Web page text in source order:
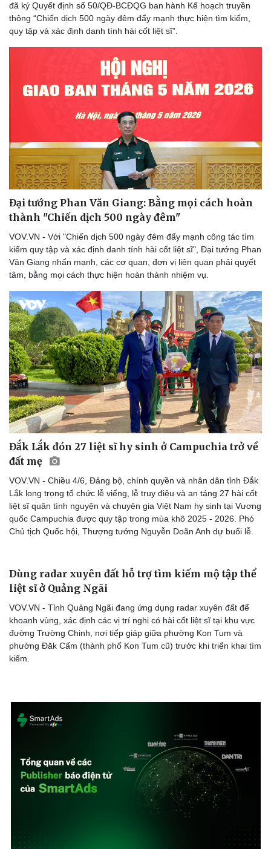
Văn hóa
Sân khấu - Điện ảnh
Văn học
Âm nhạc
Giải trí
Nghệ sĩ
Thời trang
Sao Việt
đã ký Quyết định số 50/QĐ-BCĐQG ban hành Kế hoạch truyền
thông “Chiến dịch 500 ngày đêm đẩy mạnh thực hiện tìm kiếm,
quy tập và xác định danh tính hài cốt liệt sĩ”.
Đại tướng Phan Văn Giang: Bằng mọi cách hoàn
thành "Chiến dịch 500 ngày đêm"
VOV.VN - Với "Chiến dịch 500 ngày đêm đẩy mạnh công tác tìm
kiếm quy tập và xác định danh tính hài cốt liệt sĩ", Đại tướng Phan
Văn Giang nhấn mạnh, các cơ quan, đơn vị liên quan phải quyết
tâm, bằng mọi cách thực hiện hoàn thành nhiệm vụ.
Đắk Lắk đón 27 liệt sĩ hy sinh ở Campuchia trở về
đất mẹ
VOV.VN - Chiều 4/6, Đảng bộ, chính quyền và nhân dân tỉnh Đắk
Lắk long trọng tổ chức lễ viếng, lễ truy điệu và an táng 27 hài cốt
liệt sĩ quân tình nguyện và chuyên gia Việt Nam hy sinh tại Vương
quốc Campuchia được quy tập trong mùa khô 2025 - 2026. Phó
Chủ tịch Quốc hội, Thượng tướng Nguyễn Doãn Anh dự buổi lễ.
Dùng radar xuyên đất hỗ trợ tìm kiếm mộ tập thể
liệt sĩ ở Quảng Ngãi
VOV.VN - Tỉnh Quảng Ngãi đang ứng dụng radar xuyên đất để
khoanh vùng, xác định các vị trí nghi có hài cốt liệt sĩ tại khu vực
đường Trường Chinh, nơi tiếp giáp giữa phường Kon Tum và
phường Đăk Cấm (thành phố Kon Tum cũ) trước khi triển khai tìm
kiếm.